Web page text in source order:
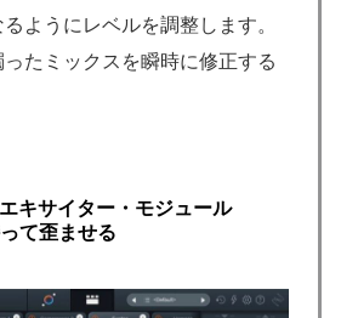
ようにレベルを調整します。
たミックスを瞬時に修正する
エキサイター・モジュール
て歪ませる